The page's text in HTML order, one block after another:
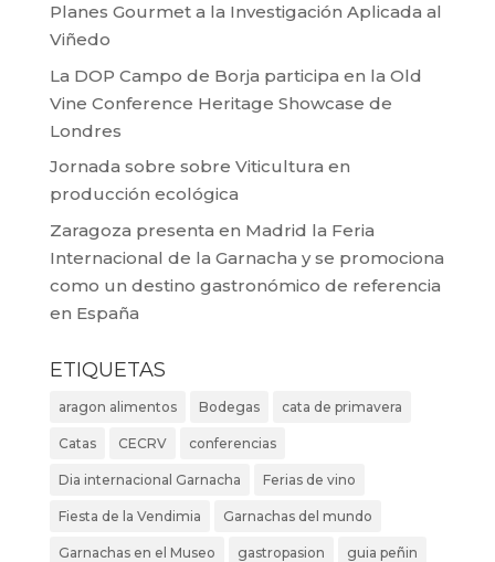
Planes Gourmet a la Investigación Aplicada al
Viñedo
La DOP Campo de Borja participa en la Old
Vine Conference Heritage Showcase de
Londres
Jornada sobre sobre Viticultura en
producción ecológica
Zaragoza presenta en Madrid la Feria
Internacional de la Garnacha y se promociona
como un destino gastronómico de referencia
en España
ETIQUETAS
aragon alimentos Bodegas cata de primavera
Catas CECRV conferencias
Dia internacional Garnacha Ferias de vino
Fiesta de la Vendimia Garnachas del mundo
Garnachas en el Museo gastropasion guia peñin